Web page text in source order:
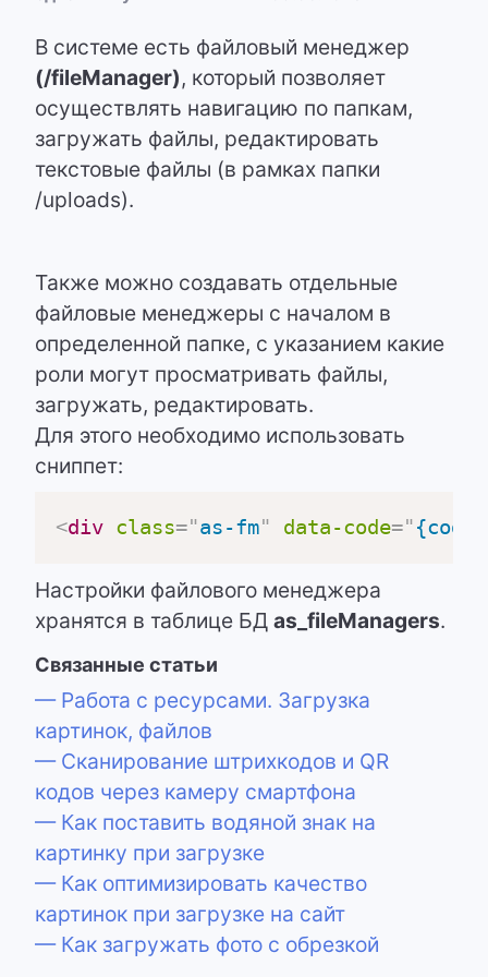
В системе есть файловый менеджер
(/fileManager), который позволяет
осуществлять навигацию по папкам,
загружать файлы, редактировать
текстовые файлы (в рамках папки
/uploads).
Также можно создавать отдельные
файловые менеджеры с началом в
определенной папке, с указанием какие
роли могут просматривать файлы,
загружать, редактировать.
Для этого необходимо использовать
сниппет:
<div class="as-fm" data-code="{code}
Настройки файлового менеджера
хранятся в таблице БД as_fileManagers.
Связанные статьи
— Работа с ресурсами. Загрузка
картинок, файлов
— Сканирование штрихкодов и QR
кодов через камеру смартфона
— Как поставить водяной знак на
картинку при загрузке
— Как оптимизировать качество
картинок при загрузке на сайт
— Как загружать фото с обрезкой